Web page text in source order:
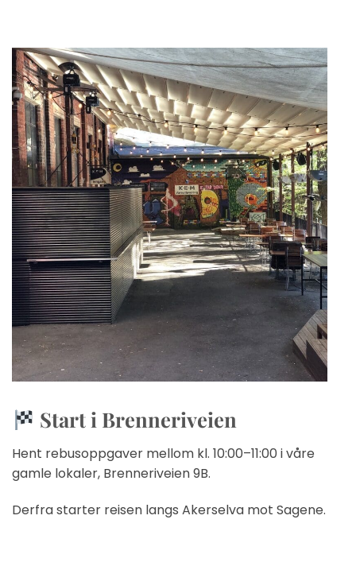
Start i Brenneriveien
Hent rebusoppgaver mellom kl. 10:00–11:00 i våre
gamle lokaler, Brenneriveien 9B.
Derfra starter reisen langs Akerselva mot Sagene.